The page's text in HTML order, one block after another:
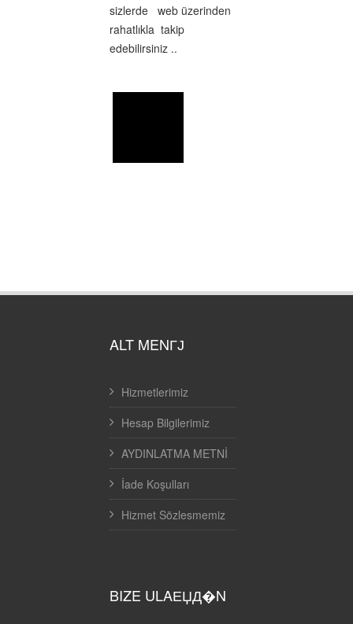
sizlerde web üzerinden
rahatlıkla takip
edebilirsiniz ..
ALT MENГЈ
Hizmetlerimiz
Hesap Bilgilerimiz
AYDINLATMA METNİ
İade Koşulları
Hizmet Sözlesmemiz
BIZE ULAЕЏД�N